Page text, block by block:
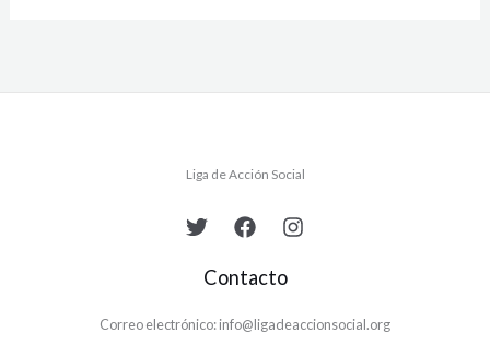
Liga de Acción Social
Contacto
Correo electrónico: info@ligadeaccionsocial.org